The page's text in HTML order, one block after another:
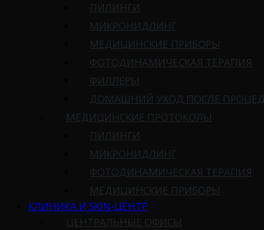
ПИЛИНГИ
МИКРОНИДЛИНГ
МЕДИЦИНСКИЕ ПРИБОРЫ
ФОТОДИНАМИЧЕСКАЯ ТЕРАПИЯ
ФИЛЛЕРЫ
ДОМАШНИЙ УХОД ПОСЛЕ
МЕДИЦИНСКИЕ ПРОТОКОЛЫ
ПИЛИНГИ
МИКРОНИДЛИНГ
ФОТОДИНАМИЧЕСКАЯ ТЕРАПИЯ
МЕДИЦИНСКИЕ ПРИБОРЫ
КЛИНИКА И SKIN-ЦЕНТР
ЦЕНТРАЛЬНЫЕ ОФИСЫ